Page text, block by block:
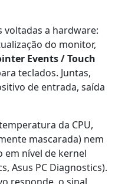
a hardware:
do monitor,
Events / Touch
teclados. Juntas,
de entrada, saída
da CPU,
mascarada) nem
em nível de kernel
Asus PC Diagnostics).